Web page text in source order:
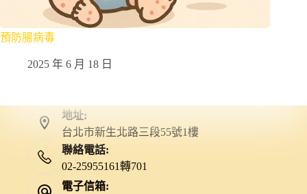
預防腸病毒
2025 年 6 月 18 日
地址:
台北市新生北路三段55號1樓
聯絡電話:
02-25955161轉701
電子信箱: